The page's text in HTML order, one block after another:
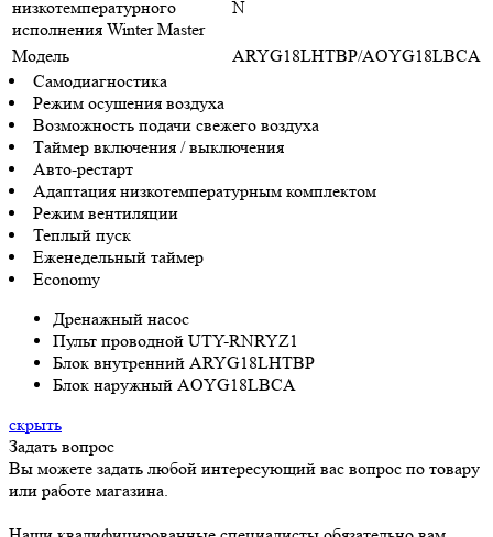
низкотемпературного
исполнения Winter Master
N
Модель
ARYG18LHTBP/AOYG18LBCA
Самодиагностика
Режим осушения воздуха
Возможность подачи свежего воздуха
Таймер включения / выключения
Авто-рестарт
Адаптация низкотемпературным комплектом
Режим вентиляции
Теплый пуск
Еженедельный таймер
Economy
Дренажный насос
Пульт проводной UTY-RNRYZ1
Блок внутренний ARYG18LHTBP
Блок наружный AOYG18LBCA
скрыть
Задать вопрос
Вы можете задать любой интересующий вас вопрос по товару
или работе магазина.